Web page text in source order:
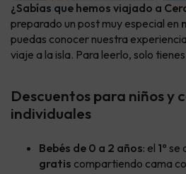
¿Sabías que hemos viajado a
preparado un post muy especial en
puedas conocer nuestra
viaje a la isla. Para leerlo, solo
Descuentos para niños y
individuales
Bebés de 0 a 2 años: el 1º se
gratis compartiendo cama